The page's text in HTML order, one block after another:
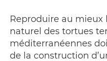
Reproduire au mieux
naturel des tortues
méditerranéennes
de la construction